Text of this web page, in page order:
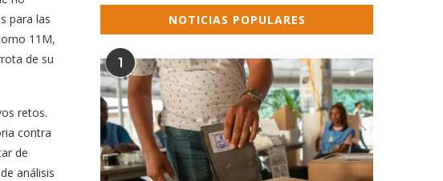
para las
11M,
de su
retos.
contra
de
análisis
NOTICIAS POPULARES
1